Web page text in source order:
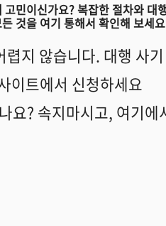
민이신가요? 복잡한 절차와 대
것을 여기 통해서 확인해 보세
렵지 않습니다. 대행 사
이트에서 신청하세요
요? 속지마시고, 여기에